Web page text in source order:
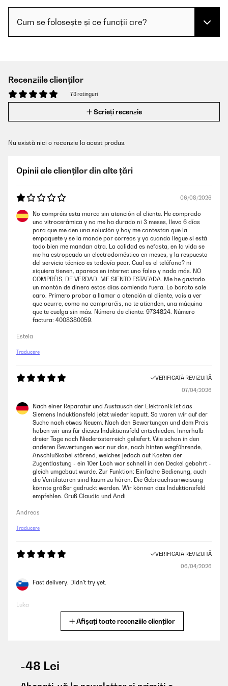
Cum se folosește și ce funcții are?
Recenziile clienților
73 ratinguri
Scrieți recenzie
Nu există nici o recenzie la acest produs.
Opinii ale clienților din alte țări
06/08/2026
No compréis esta marca sin atención al cliente. He comprado
una vitrocerámica y no me ha durado ni 3 meses, llevo 6 días
para que me den una solución y hoy me contestan que la
empaquete y se la mande por correos y ya cuando llegue si está
todo bien me mandan otra. La calidad es nefasta, en la vida se
me ha estropeado un electrodoméstico en meses, y la respuesta
del servicio técnico es todavía peor. Cual es el teléfono? ni
siquiera tienen, aparece en internet uno falso y nada más. NO
COMPRÉIS, DE VERDAD, ME SIENTO ESTAFADA. Me he gastado
un montón de dinero estos días comiendo fuera. Lo barato sale
caro. Primero probar a llamar a atención al cliente, vais a ver
que ocurre, como no compraréis, no te atienden, una máquina
que te cuelga sin más. Número de cliente: 9734824. Número
factura: 4008380059.
Estela
Traducere
VERIFICATĂ REVIZUITĂ
07/04/2026
Nach einer Reparatur und Austausch der Elektronik ist das
Siemens Induktionsfeld jetzt wieder kaputt. So waren wir auf der
Suche nach etwas Neuem. Nach den Bewertungen und dem Preis
haben wir uns für dieses Induktionsfeld entschieden. Innerhalb
dreier Tage nach Niederösterreich geliefert. Wie schon in den
anderen Bewertungen war nur das, nach hinten wegführende,
Anschlußkabel störend, welches jedoch auf Kosten der
Zugentlastung - ein 10er Loch war schnell in den Deckel gebohrt -
gleich umgebaut wurde. Zur Funktion: Einfache Bedienung, auch
die Ventilatoren sind kaum zu hören. Die Gebrauchsanweisung
könnte größer gedruckt werden. Wir können das Induktionsfeld
empfehlen. Gruß Claudia und Andi
Andreas
Traducere
VERIFICATĂ REVIZUITĂ
06/04/2026
Fast delivery. Didn't try yet.
Luka
gekauft, nachdem uns unser vorheriges Modell von Blaupunkt
Afișați toate recenziile clienților
-48 Lei